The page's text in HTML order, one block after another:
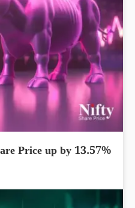
Price up by 13.57%